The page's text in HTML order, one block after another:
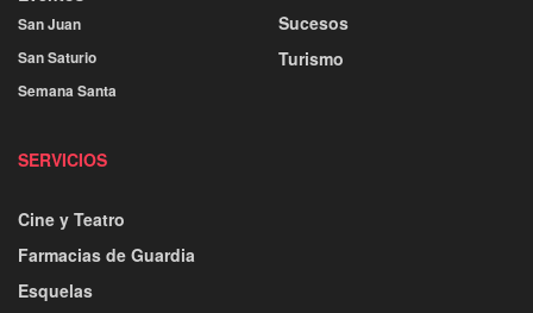
San Juan
San Saturio
Semana Santa
Sucesos
Turismo
SERVICIOS
Cine y Teatro
Farmacias de Guardia
Esquelas